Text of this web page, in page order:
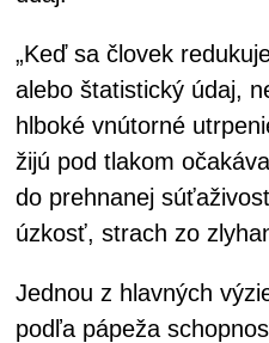
„Keď sa človek
alebo štatistický údaj,
hlboké vnútorné
žijú pod tlakom
do prehnanej
úzkosť, strach zo
Jednou z hlavných
podľa pápeža